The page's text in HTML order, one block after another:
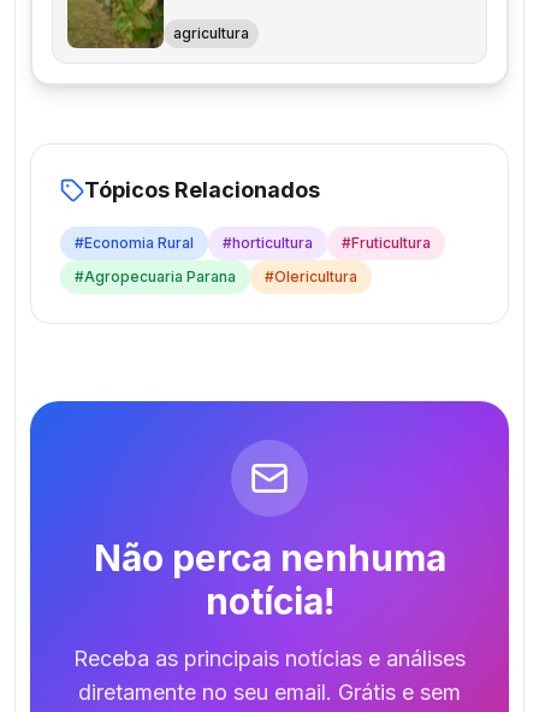
agricultura
Tópicos Relacionados
#Economia Rural #horticultura #Fruticultura
#Agropecuaria Parana #Olericultura
Não perca nenhuma
notícia!
Receba as principais notícias e análises
diretamente no seu email. Grátis e sem